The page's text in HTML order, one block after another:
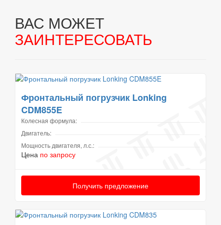
ВАС МОЖЕТ
ЗАИНТЕРЕСОВАТЬ
Фронтальный погрузчик Lonking
CDM855E
Колесная формула:
Двигатель:
Мощность двигателя, л.с.:
Цена по запросу
Получить предложение